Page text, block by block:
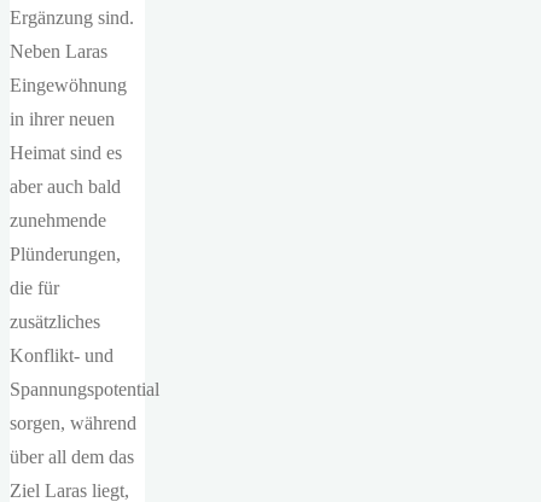
Ergänzung sind.
Neben Laras
Eingewöhnung
in ihrer neuen
Heimat sind es
aber auch bald
zunehmende
Plünderungen,
die für
zusätzliches
Konflikt- und
Spannungspotential
sorgen, während
über all dem das
Ziel Laras liegt,